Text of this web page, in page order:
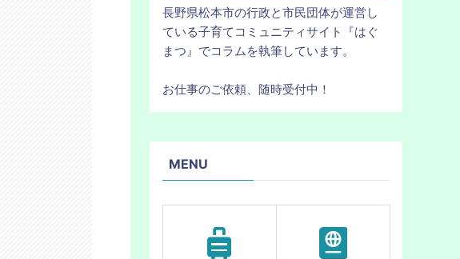
長野県松本市の行政と市民団体が運営し
ている子育てコミュニティサイト『はぐ
まつ』でコラムを執筆しています。
お仕事のご依頼、随時受付中！
MENU